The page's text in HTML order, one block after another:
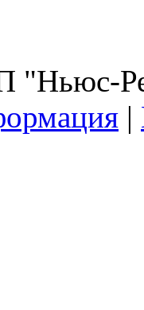
"Ньюс-
|